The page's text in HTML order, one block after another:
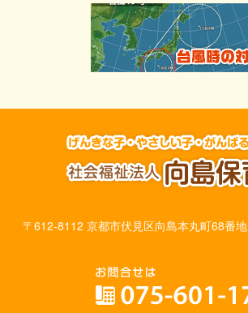
〒612-8112 京都市伏見区向島本丸町68番地